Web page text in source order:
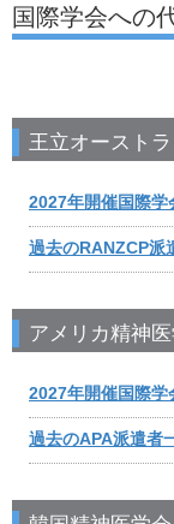
国際学会への
王立オースト
2027年開催国際学
過去のRANZCP派
アメリカ精神
2027年開催国際学
過去のAPA派遣者